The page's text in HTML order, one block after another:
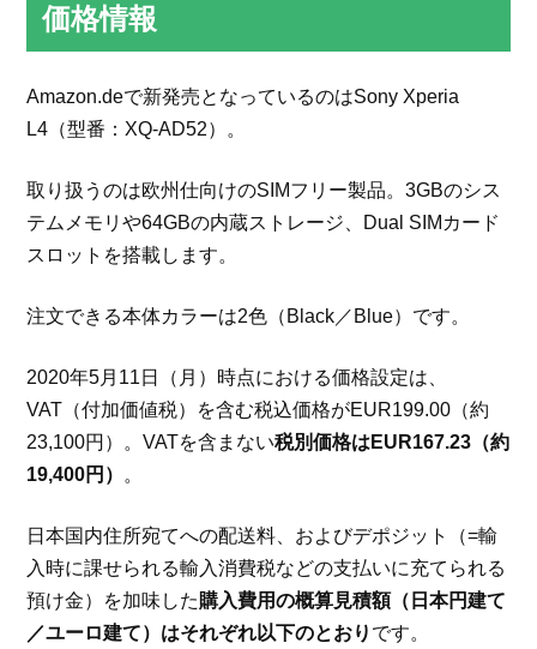
価格情報
Amazon.deで新発売となっているのはSony Xperia
L4（型番：XQ-AD52）。
取り扱うのは欧州仕向けのSIMフリー製品。3GBのシス
テムメモリや64GBの内蔵ストレージ、Dual SIMカード
スロットを搭載します。
注文できる本体カラーは2色（Black／Blue）です。
2020年5月11日（月）時点における価格設定は、
VAT（付加価値税）を含む税込価格がEUR199.00（約
23,100円）。VATを含まない税別価格はEUR167.23（約
19,400円） 。
日本国内住所宛てへの配送料、およびデポジット（=輸
入時に課せられる輸入消費税などの支払いに充てられる
預け金）を加味した購入費用の概算見積額（日本円建て
／ユーロ建て）はそれぞれ以下のとおり です。